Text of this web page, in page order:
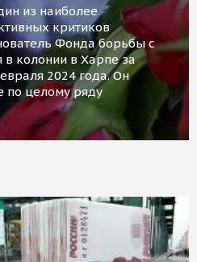
из наиболее
критиков
Фонда борьбы с
в колонии в Харпе за
2024 года. Он
по целому ряду